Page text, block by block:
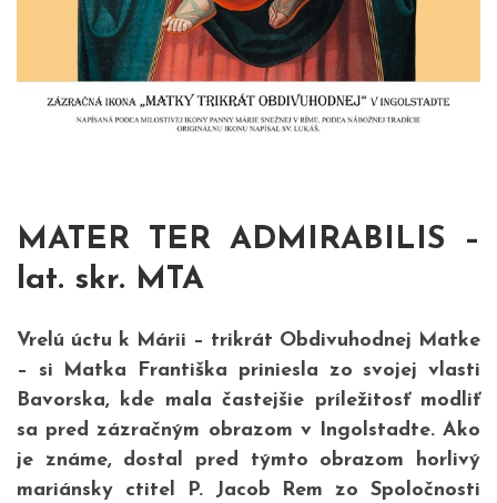
MATER TER ADMIRABILIS –
lat. skr. MTA
Vrelú úctu k Márii – trikrát Obdivuhodnej Matke
– si Matka Františka priniesla zo svojej vlasti
Bavorska, kde mala častejšie príležitosť modliť
sa pred zázračným obrazom v Ingolstadte. Ako
je známe, dostal pred týmto obrazom horlivý
mariánsky ctitel P. Jacob Rem zo Spoločnosti